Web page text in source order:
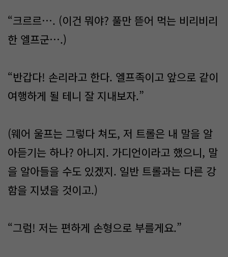
“크르르…. (이건 뭐야? 풀만 뜯어 먹는 비리비리
한 엘프군….)
“반갑다! 손리라고 한다. 엘프족이고 앞으로 같이
여행하게 될 테니 잘 지내보자.”
(웨어 울프는 그렇다 쳐도, 저 트롤은 내 말을 알
아듣기는 하나? 아니지. 가디언이라고 했으니, 말
을 알아들을 수도 있겠지. 일반 트롤과는 다른 강
함을 지녔을 것이고.)
“그럼! 저는 편하게 손형으로 부를게요.”